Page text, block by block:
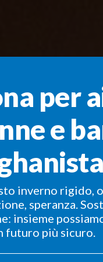
per
e
inverno rigido,
speranza.
insieme
futuro più sicuro.